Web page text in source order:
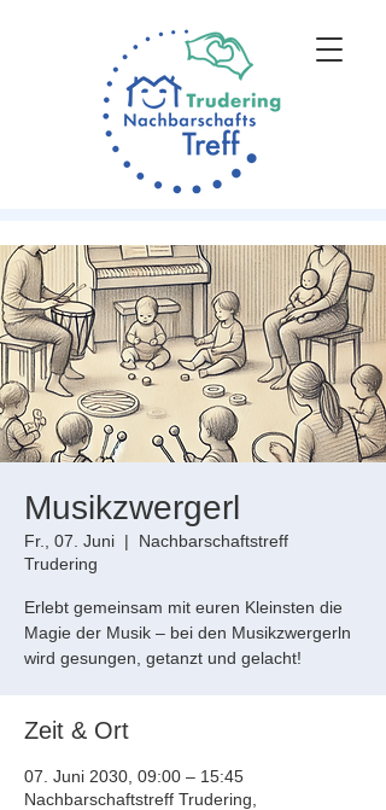
Musikzwergerl
Fr., 07. Juni
  |
Nachbarschaftstreff
Trudering
Erlebt gemeinsam mit euren Kleinsten die
Magie der Musik – bei den Musikzwergerln
wird gesungen, getanzt und gelacht!
Zeit & Ort
07. Juni 2030, 09:00 – 15:45
Nachbarschaftstreff Trudering,